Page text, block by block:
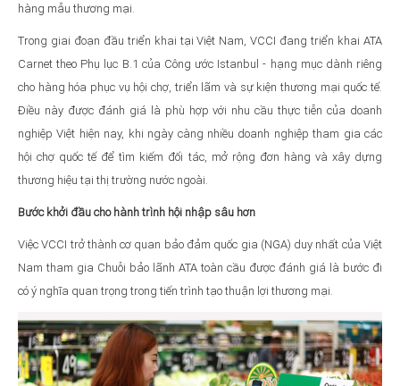
hàng mẫu thương mại.
Trong giai đoạn đầu triển khai tại Việt Nam, VCCI đang triển khai ATA
Carnet theo Phụ lục B.1 của Công ước Istanbul - hạng mục dành riêng
cho hàng hóa phục vụ hội chợ, triển lãm và sự kiện thương mại quốc tế.
Điều này được đánh giá là phù hợp với nhu cầu thực tiễn của doanh
nghiệp Việt hiện nay, khi ngày càng nhiều doanh nghiệp tham gia các
hội chợ quốc tế để tìm kiếm đối tác, mở rộng đơn hàng và xây dựng
thương hiệu tại thị trường nước ngoài.
Bước khởi đầu cho hành trình hội nhập sâu hơn
Việc VCCI trở thành cơ quan bảo đảm quốc gia (NGA) duy nhất của Việt
Nam tham gia Chuỗi bảo lãnh ATA toàn cầu được đánh giá là bước đi
có ý nghĩa quan trọng trong tiến trình tạo thuận lợi thương mại.